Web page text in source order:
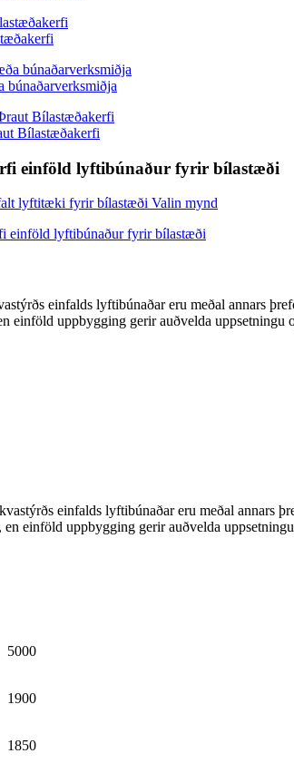
búnaðarverksmiðja
Bílastæðakerfi
einföld lyftibúnaður fyrir bílastæði
einfalds lyftibúnaðar eru meðal annars
einföld uppbygging gerir auðvelda
einfalds lyftibúnaðar eru meðal
en einföld uppbygging gerir auðvelda
5000
1900
1850